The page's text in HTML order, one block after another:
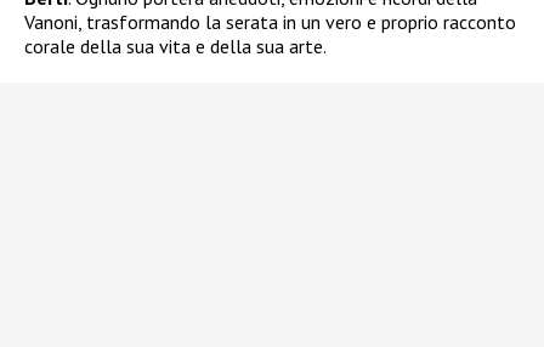
Vanoni, trasformando la serata in un vero e proprio racconto
corale della sua vita e della sua arte.